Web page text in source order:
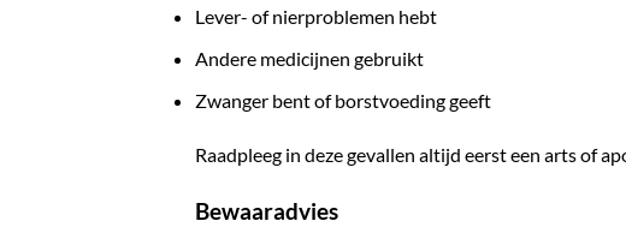
Lever- of nierproblemen hebt
Andere medicijnen gebruikt
Zwanger bent of borstvoeding geeft
Raadpleeg in deze gevallen altijd eerst een arts of
Bewaaradvies